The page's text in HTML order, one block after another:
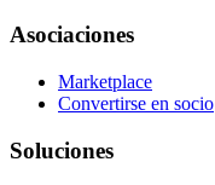
Asociaciones
Marketplace
Convertirse en socio
Soluciones